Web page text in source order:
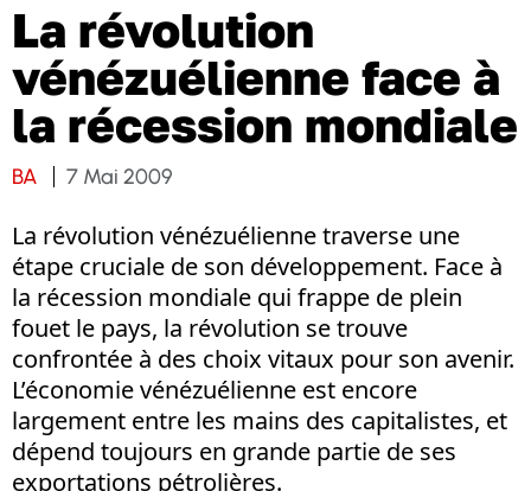
La révolution
vénézuélienne face à
la récession mondiale
BA 7 Mai 2009
La révolution vénézuélienne traverse une
étape cruciale de son développement. Face à
la récession mondiale qui frappe de plein
fouet le pays, la révolution se trouve
confrontée à des choix vitaux pour son avenir.
L’économie vénézuélienne est encore
largement entre les mains des capitalistes, et
dépend toujours en grande partie de ses
exportations pétrolières.